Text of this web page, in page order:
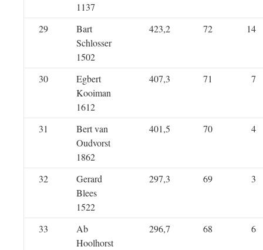
1137
29
Bart
Schlosser
1502
423,2 72 14
30
Egbert
Kooiman
1612
407,3 71 7
31
Bert van
Oudvorst
1862
401,5 70 4
32
Gerard
Blees
1522
297,3 69 3
33
Ab
Hoolhorst
296,7 68 6